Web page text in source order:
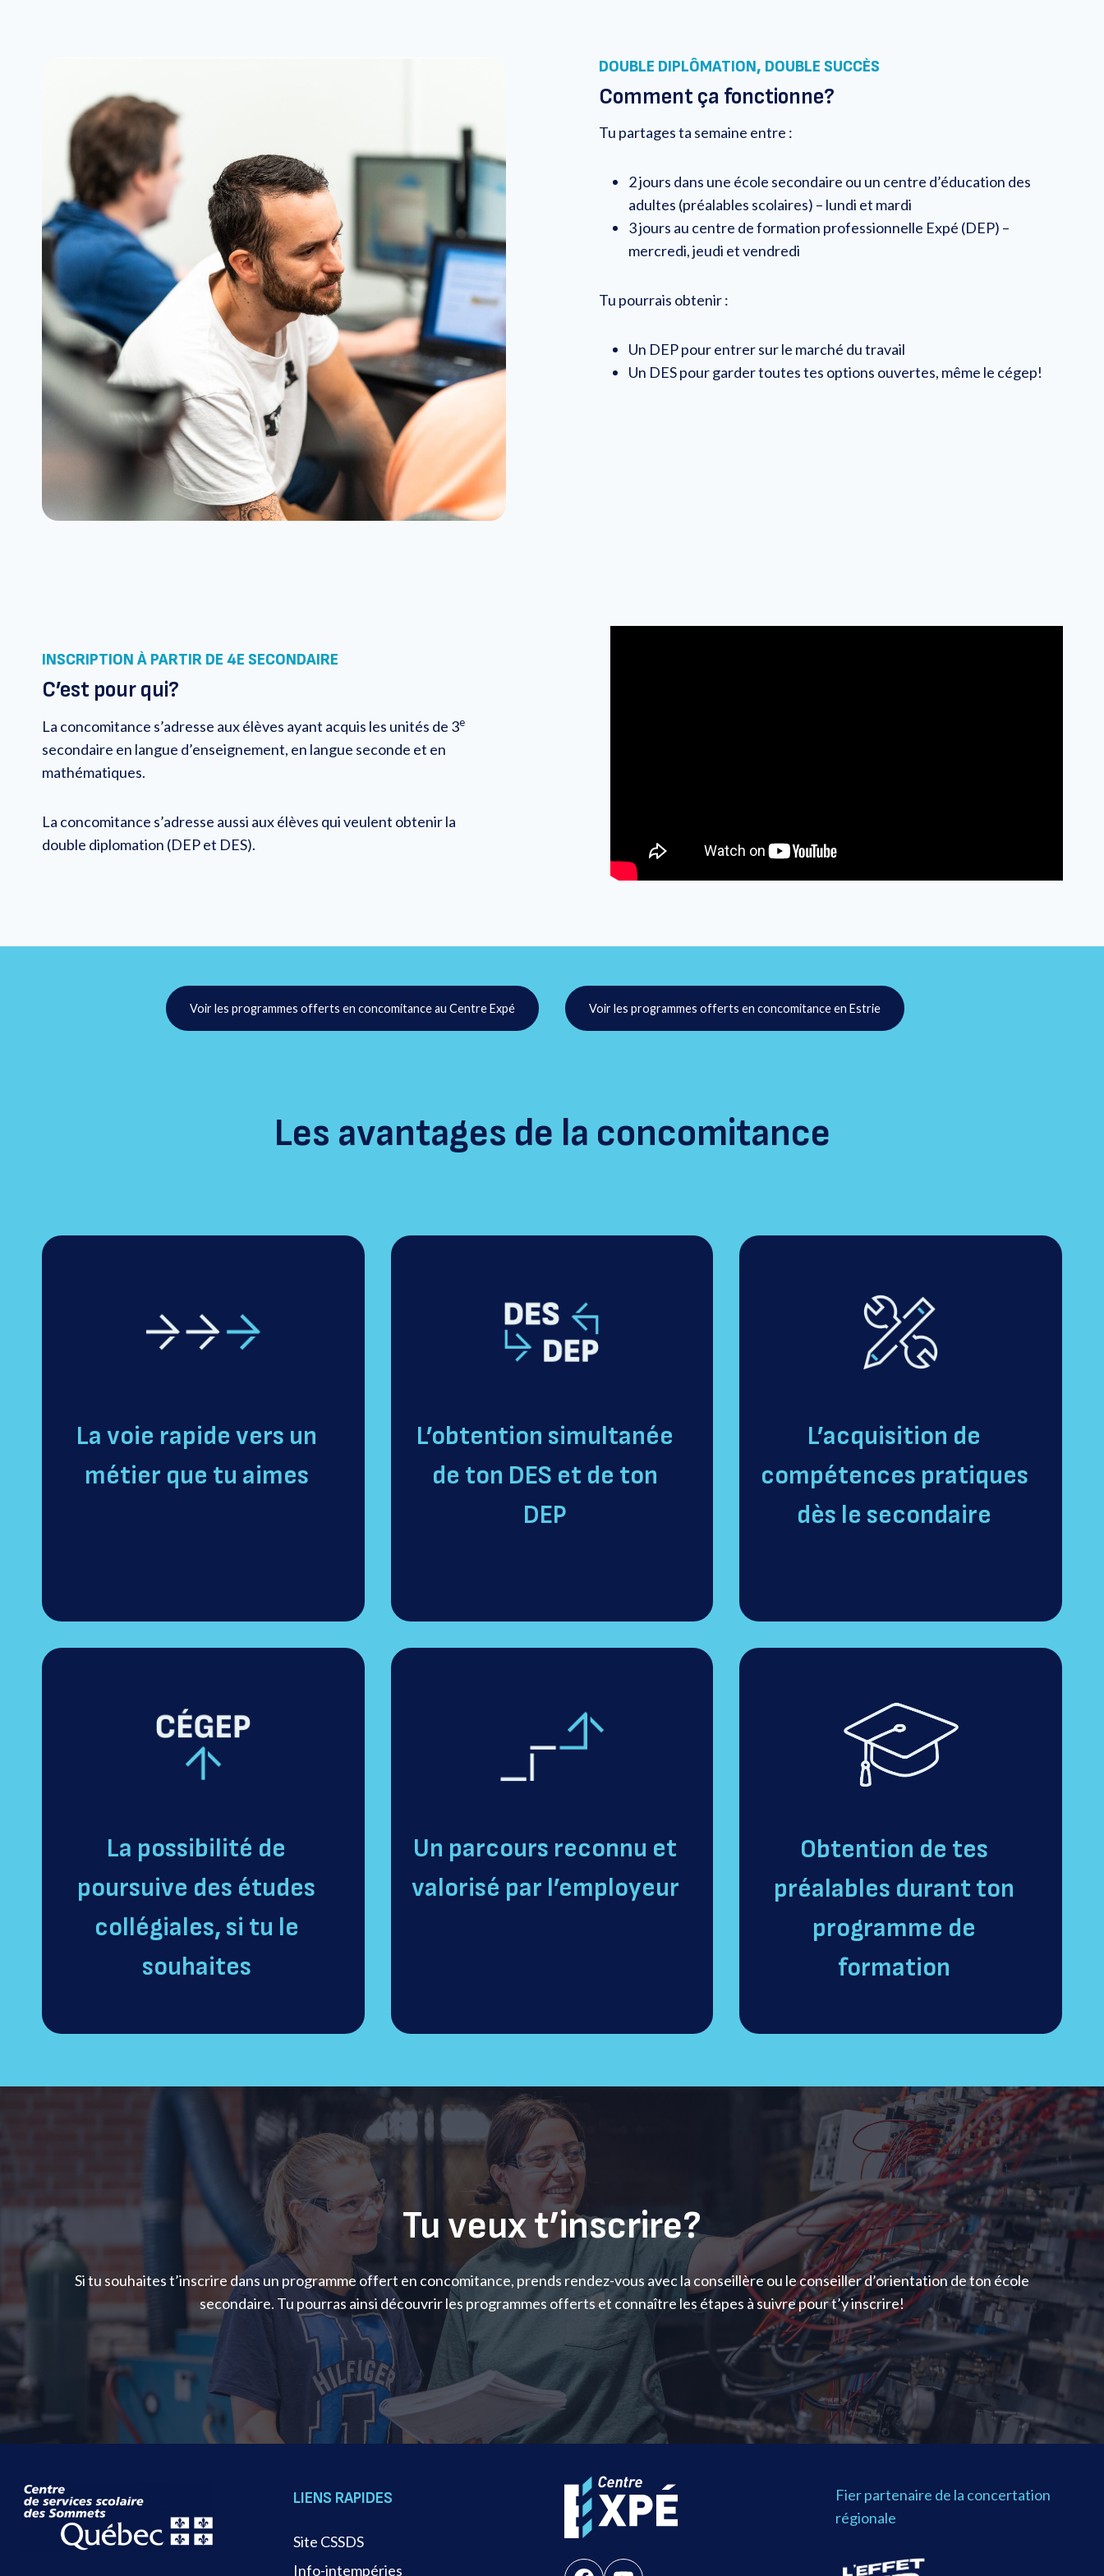
DOUBLE DIPLÔMATION, DOUBLE SUCCÈS
Comment ça fonctionne?
Tu partages ta semaine entre :
2 jours dans une école secondaire ou un centre d’éducation des
adultes (préalables scolaires) – lundi et mardi
3 jours au centre de formation professionnelle Expé (DEP) –
mercredi, jeudi et vendredi
Tu pourrais obtenir :
Un DEP pour entrer sur le marché du travail
Un DES pour garder toutes tes options ouvertes, même le cégep!
INSCRIPTION À PARTIR DE 4E SECONDAIRE
C’est pour qui?
La concomitance s’adresse aux élèves ayant acquis les unités de 3e
secondaire en langue d’enseignement, en langue seconde et en
mathématiques.
La concomitance s’adresse aussi aux élèves qui veulent obtenir la
double diplomation (DEP et DES).
Voir les programmes offerts en concomitance au Centre Expé Voir les programmes offerts en concomitance en Estrie
Les avantages de la concomitance
La voie rapide vers un
métier que tu aimes
L’obtention simultanée
de ton DES et de ton
DEP
L’acquisition de
compétences pratiques
dès le secondaire
La possibilité de
poursuive des études
collégiales, si tu le
souhaites
Un parcours reconnu et
valorisé par l’employeur
Obtention de tes
préalables durant ton
programme de
formation
Tu veux t’inscrire?
Si tu souhaites t’inscrire dans un programme offert en concomitance, prends rendez-vous avec la conseillère ou le conseiller d’orientation de ton école
secondaire. Tu pourras ainsi découvrir les programmes offerts et connaître les étapes à suivre pour t’y inscrire!
LIENS RAPIDES
Site CSSDS
Info-intempéries
Fier partenaire de la concertation
régionale